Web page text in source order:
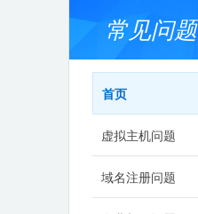
常见问题
首页
虚拟主机问题
域名注册问题